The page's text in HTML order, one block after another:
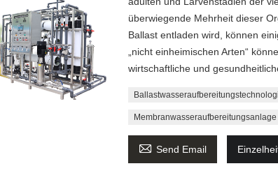
überwiegende Mehrheit dieser
Ballast entladen wird, können
„nicht einheimischen Arten“
wirtschaftliche und
Membranwasseraufbereitungsanlage
 Send Email